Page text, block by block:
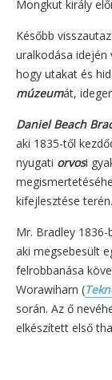
Mongkut király
Később
uralkodása
hogy utakat és
múzeumát,
Daniel Beach
aki 1835-től
nyugati orvosi
kifejlesztése terén.
Mr. Bradley 1836-
aki megsebesült
felrobbanása
Worawiharn (
során. Az ő
elkészített első